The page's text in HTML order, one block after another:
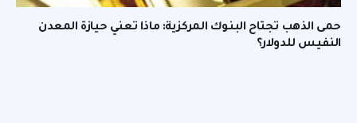
حمى الذهب تجتاح البنوك المركزية: ماذا تعني حيازة المعدن
النفيس للدولار؟